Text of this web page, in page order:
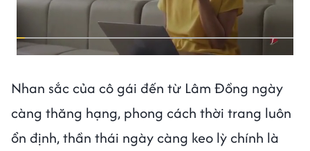
Nhan sắc của cô gái đến từ Lâm Đồng ngày
càng thăng hạng, phong cách thời trang luôn
ổn định, thần thái ngày càng keo lỳ chính là